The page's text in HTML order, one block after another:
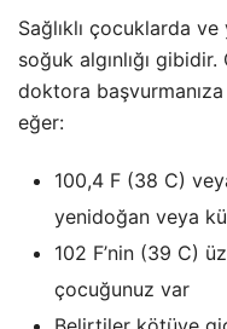
Sağlıklı çocuklarda
soğuk algınlığı
doktora
eğer:
100,4 F (38 C)
yenidoğan veya
102 F’nin (39 C)
çocuğunuz var